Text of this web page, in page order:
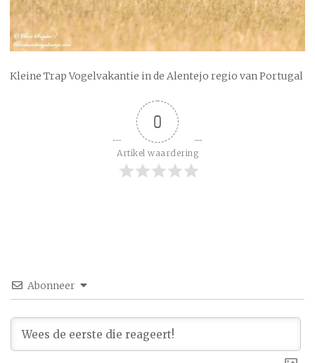
Kleine Trap Vogelvakantie in de Alentejo regio van Portugal
0
Artikel waardering
Abonneer